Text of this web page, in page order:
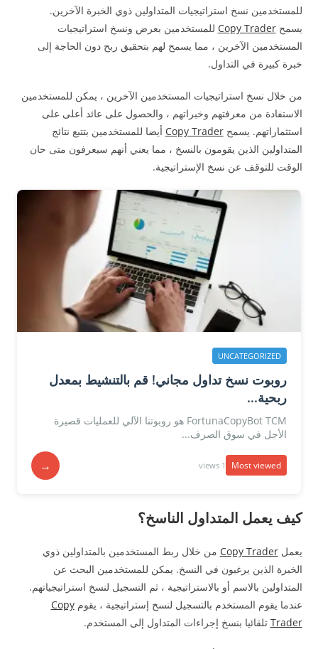
للمستخدمين نسخ استراتيجيات المتداولين ذوي الخبرة الآخرين.
يسمحCopy Trader للمستخدمين بعرض ونسخ استراتيجيات
المستخدمين الآخرين ، مما يسمح لهم بتحقيق ربح دون الحاجة إلى
خبرة كبيرة في التداول.
من خلال نسخ استراتيجيات المستخدمين الآخرين ، يمكن للمستخدمين
الاستفادة من معرفتهم وخبراتهم ، والحصول على عائد أعلى على
استثماراتهم. يسمحCopy Trader أيضا للمستخدمين بتتبع نتائج
المتداولين الذين يقومون بالنسخ ، مما يعني أنهم سيعرفون متى حان
الوقت للتوقف عن نسخ الإستراتيجية.
UNCATEGORIZED
روبوت نسخ تداول مجاني! قم بالتنشيط بمعدل
ربحية...
FortunaCopyBot TCM هو روبوتنا الآلي للعمليات قصيرة
الأجل في سوق الصرف...
Most viewed
1 views
→
كيف يعمل المتداول الناسخ؟
يعملCopy Trader من خلال ربط المستخدمين بالمتداولين ذوي
الخبرة الذين يرغبون في النسخ. يمكن للمستخدمين البحث عن
المتداولين بالاسم أو بالاستراتيجية ، ثم التسجيل لنسخ استراتيجياتهم.
عندما يقوم المستخدم بالتسجيل لنسخ إستراتيجية ، يقومCopy
Trader تلقائيا بنسخ إجراءات المتداول إلى المستخدم.